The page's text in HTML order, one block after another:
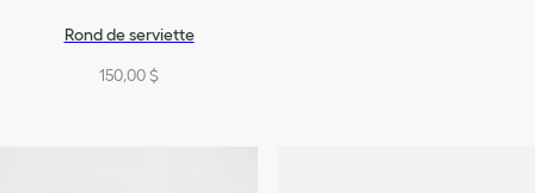
Rond de serviette
150,00 $